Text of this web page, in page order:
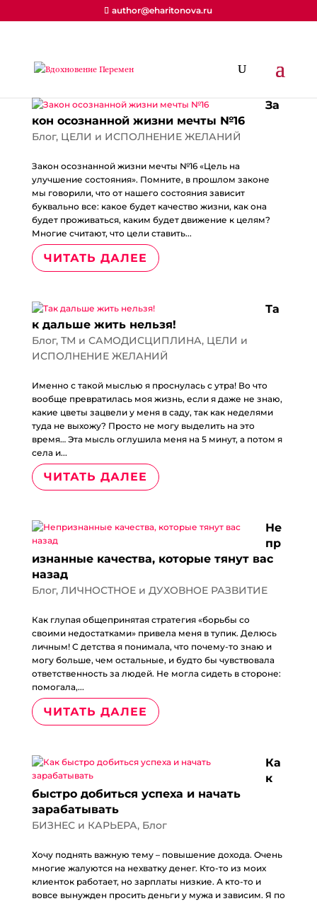
author@eharitonova.ru
За
кон осознанной жизни мечты №16
Блог, ЦЕЛИ и ИСПОЛНЕНИЕ ЖЕЛАНИЙ
Закон осознанной жизни мечты №16 «Цель на
улучшение состояния». Помните, в прошлом законе
мы говорили, что от нашего состояния зависит
буквально все: какое будет качество жизни, как она
будет проживаться, каким будет движение к целям?
Многие считают, что цели ставить...
ЧИТАТЬ ДАЛЕЕ
Та
к дальше жить нельзя!
Блог, ТМ и САМОДИСЦИПЛИНА, ЦЕЛИ и
ИСПОЛНЕНИЕ ЖЕЛАНИЙ
Именно с такой мыслью я проснулась с утра! Во что
вообще превратилась моя жизнь, если я даже не знаю,
какие цветы зацвели у меня в саду, так как неделями
туда не выхожу? Просто не могу выделить на это
время… Эта мысль оглушила меня на 5 минут, а потом я
села и...
ЧИТАТЬ ДАЛЕЕ
Не
пр
изнанные качества, которые тянут вас
назад
Блог, ЛИЧНОСТНОЕ и ДУХОВНОЕ РАЗВИТИЕ
Как глупая общепринятая стратегия «борьбы со
своими недостатками» привела меня в тупик. Делюсь
личным! С детства я понимала, что почему-то знаю и
могу больше, чем остальные, и будто бы чувствовала
ответственность за людей. Не могла сидеть в стороне:
помогала,...
ЧИТАТЬ ДАЛЕЕ
Ка
к
быстро добиться успеха и начать
зарабатывать
БИЗНЕС и КАРЬЕРА, Блог
Хочу поднять важную тему – повышение дохода. Очень
многие жалуются на нехватку денег. Кто-то из моих
клиенток работает, но зарплаты низкие. А кто-то и
вовсе вынужден просить деньги у мужа и зависим. Я по